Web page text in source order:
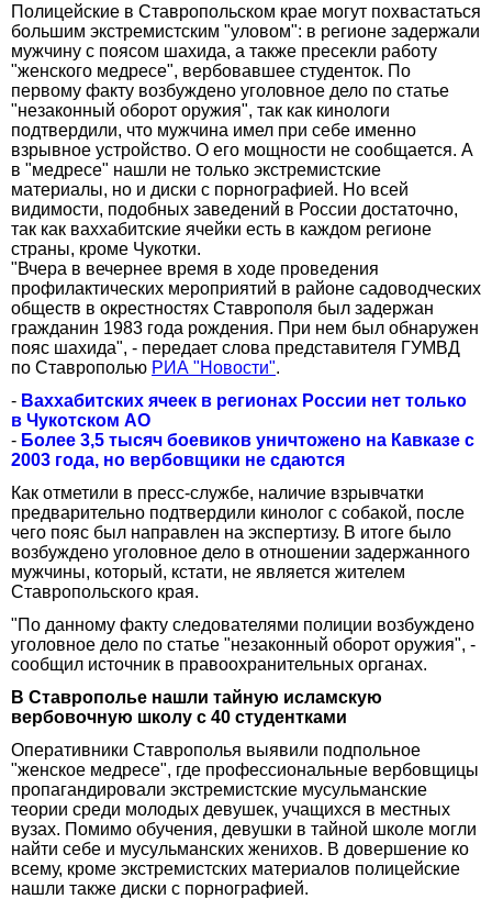
Полицейские в Ставропольском крае могут похвастаться
большим экстремистским "уловом": в регионе задержали
мужчину с поясом шахида, а также пресекли работу
"женского медресе", вербовавшее студенток. По
первому факту возбуждено уголовное дело по статье
"незаконный оборот оружия", так как кинологи
подтвердили, что мужчина имел при себе именно
взрывное устройство. О его мощности не сообщается. А
в "медресе" нашли не только экстремистские
материалы, но и диски с порнографией. Но всей
видимости, подобных заведений в России достаточно,
так как ваххабитские ячейки есть в каждом регионе
страны, кроме Чукотки.
"Вчера в вечернее время в ходе проведения
профилактических мероприятий в районе садоводческих
обществ в окрестностях Ставрополя был задержан
гражданин 1983 года рождения. При нем был обнаружен
пояс шахида", - передает слова представителя ГУМВД
по Ставрополью РИА "Новости".
- Ваххабитских ячеек в регионах России нет только
в Чукотском АО
- Более 3,5 тысяч боевиков уничтожено на Кавказе с
2003 года, но вербовщики не сдаются
Как отметили в пресс-службе, наличие взрывчатки
предварительно подтвердили кинолог с собакой, после
чего пояс был направлен на экспертизу. В итоге было
возбуждено уголовное дело в отношении задержанного
мужчины, который, кстати, не является жителем
Ставропольского края.
"По данному факту следователями полиции возбуждено
уголовное дело по статье "незаконный оборот оружия", -
сообщил источник в правоохранительных органах.
В Ставрополье нашли тайную исламскую
вербовочную школу с 40 студентками
Оперативники Ставрополья выявили подпольное
"женское медресе", где профессиональные вербовщицы
пропагандировали экстремистские мусульманские
теории среди молодых девушек, учащихся в местных
вузах. Помимо обучения, девушки в тайной школе могли
найти себе и мусульманских женихов. В довершение ко
всему, кроме экстремистских материалов полицейские
нашли также диски с порнографией.